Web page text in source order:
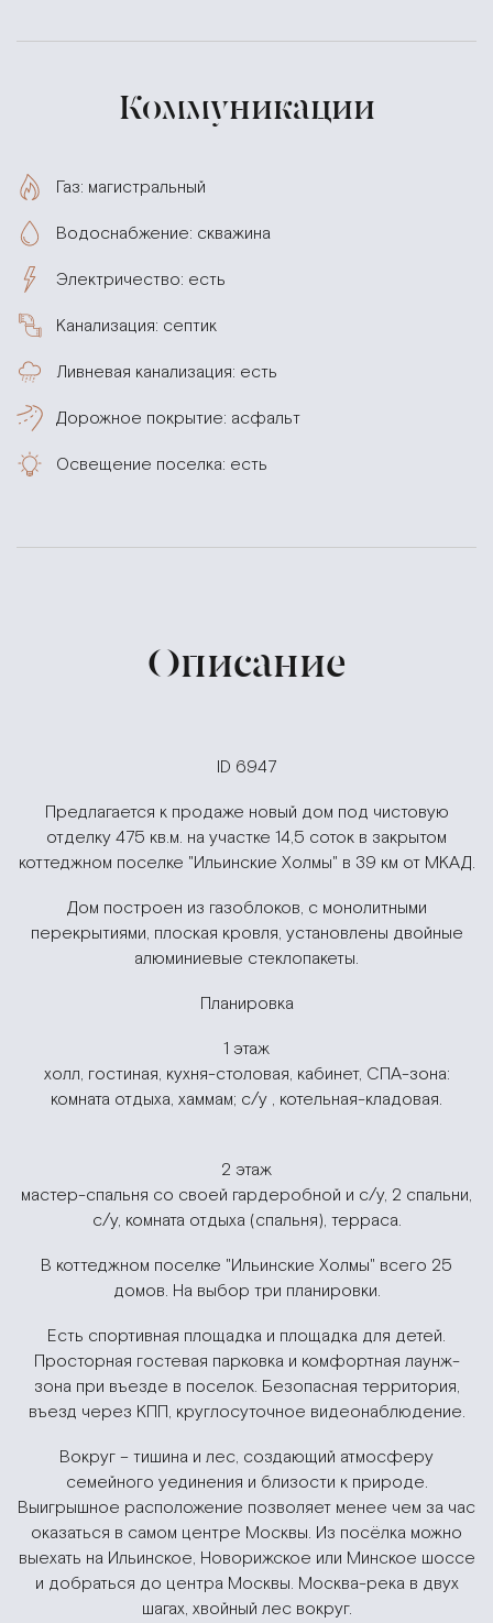
Коммуникации
Газ: магистральный
Водоснабжение: скважина
Электричество: есть
Канализация: септик
Ливневая канализация: есть
Дорожное покрытие: асфальт
Освещение поселка: есть
Описание
ID 6947
Предлагается к продаже новый дом под чистовую
отделку 475 кв.м. на участке 14,5 соток в закрытом
коттеджном поселке "Ильинские Холмы" в 39 км от МКАД.
Дом построен из газоблоков, с монолитными
перекрытиями, плоская кровля, установлены двойные
алюминиевые стеклопакеты.
Планировка
1 этаж
холл, гостиная, кухня-столовая, кабинет, СПА-зона:
комната отдыха, хаммам; с/у , котельная-кладовая.
2 этаж
мастер-спальня со своей гардеробной и с/у, 2 спальни,
с/у, комната отдыха (спальня), терраса.
В коттеджном поселке "Ильинские Холмы" всего 25
домов. На выбор три планировки.
Есть спортивная площадка и площадка для детей.
Просторная гостевая парковка и комфортная лаунж-
зона при въезде в поселок. Безопасная территория,
въезд через КПП, круглосуточное видеонаблюдение.
Вокруг – тишина и лес, создающий атмосферу
семейного уединения и близости к природе.
Выигрышное расположение позволяет менее чем за час
оказаться в самом центре Москвы. Из посёлка можно
выехать на Ильинское, Новорижское или Минское шоссе
и добраться до центра Москвы. Москва-река в двух
шагах, хвойный лес вокруг.